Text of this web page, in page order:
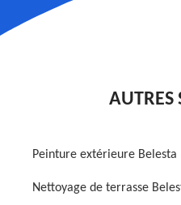
AUTRES
Peinture extérieure Belesta
Nettoyage de terrasse